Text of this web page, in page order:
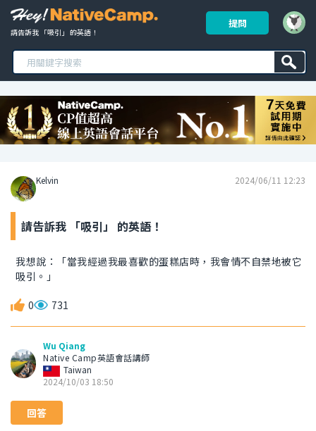
請告訴我 「吸引」 的英語！
提問
Kelvin 2024/06/11 12:23
請告訴我 「吸引」 的英語！
我想說：「當我經過我最喜歡的蛋糕店時，我會情不自禁地被它
吸引。」
0 731
Wu Qiang
Native Camp英語會話講師
Taiwan
2024/10/03 18:50
回答